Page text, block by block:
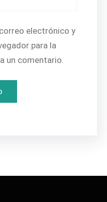
electrónico y
para la
un comentario.